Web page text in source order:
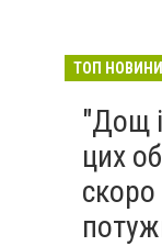
Вчора
ТОП НОВИНИ
"Дощ
цих